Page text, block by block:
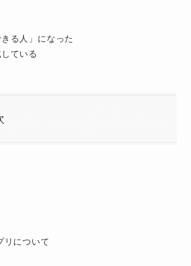
る人」になった
ている